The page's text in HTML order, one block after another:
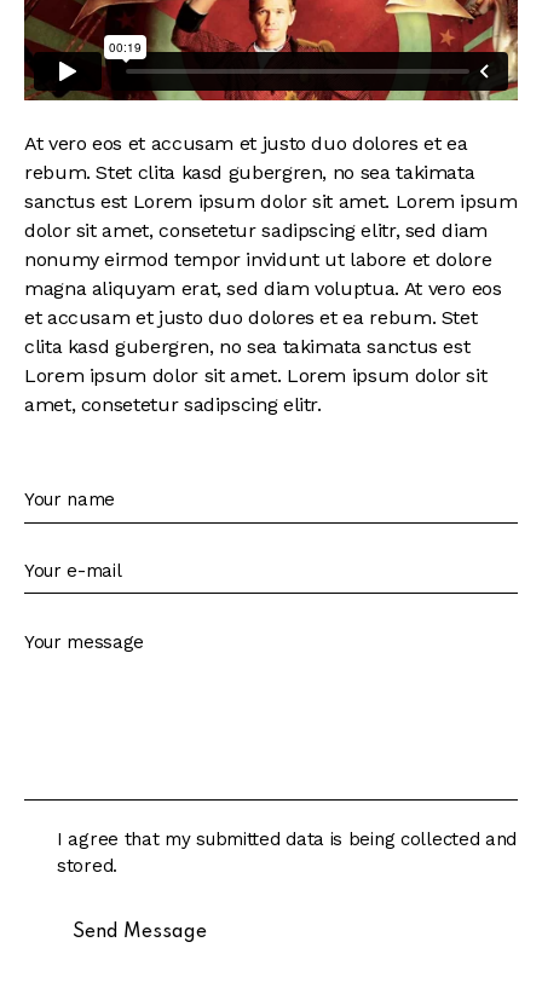
At vero eos et accusam et justo duo dolores et ea
rebum. Stet clita kasd gubergren, no sea takimata
sanctus est Lorem ipsum dolor sit amet. Lorem ipsum
dolor sit amet, consetetur sadipscing elitr, sed diam
nonumy eirmod tempor invidunt ut labore et dolore
magna aliquyam erat, sed diam voluptua. At vero eos
et accusam et justo duo dolores et ea rebum. Stet
clita kasd gubergren, no sea takimata sanctus est
Lorem ipsum dolor sit amet. Lorem ipsum dolor sit
amet, consetetur sadipscing elitr.
I agree that my submitted data is being collected and
stored.
Send Message